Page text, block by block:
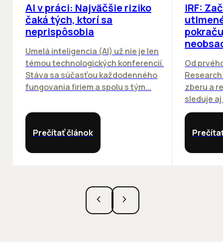
AI v práci: Najväčšie riziko
čaká tých, ktorí sa
neprispôsobia
Umelá inteligencia (AI) už nie je len
témou technologických konferencií.
Stáva sa súčasťou každodenného
fungovania firiem a spolu s tým...
Prečítať článok
IRF:
Od
zberu a
sleduje